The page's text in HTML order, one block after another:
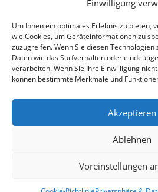
Einwilligung
Um Ihnen ein optimales Erlebnis zu bieten,
wie Cookies, um Geräteinformationen zu
zuzugreifen. Wenn Sie diesen
Daten wie das Surfverhalten oder
verarbeiten. Wenn Sie Ihre Einwilligung
können bestimmte Merkmale und
Akzeptieren
Ablehnen
Voreinstellungen
Versand
Zahlung
Baumann
Telefon (0 91 61) 33 84
Impressum